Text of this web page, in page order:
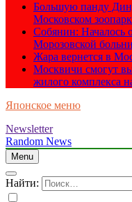
Большую панду
Московском
Собянин: Началось
Морозовской
Жара вернется в
Москвичи смогут
жилого комплекса
Японское меню
Newsletter
Random News
Menu
Найти: